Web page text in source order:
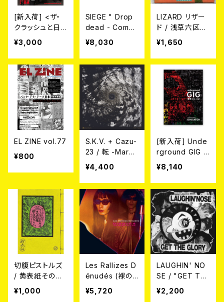
[新入荷] <ザ・
クラッシュと日
本>
¥3,000
SIEGE " Drop
dead - Compl
ete discograp
hy" gatefold
(2xLP/diehard
aside/bside m
ixed blue-silv
er vinyl)
¥8,030
LIZARD リザー
ド / 浅草六区
(CD)
¥1,650
EL ZINE vol.77
¥800
S.K.V. + Cazu-
23 / 転 -Marob
ashi- (LP)
¥4,400
[新入荷] Unde
rground GIG T
okyo 1978 – 1
987 Action Po
rtrait by Gin S
ATOH【通常限
定版】
¥8,140
切腹ピストルズ
/ 黄表紙その五
『不酒屋勝手口
ならべ』（ふざけ
¥1,000
Les Rallizes D
énudés (裸の
ラリーズ) / Dis
que 4 - ‘76 St
¥5,720
LAUGHIN' NO
SE / "GET TH
E GLORY" EP
(7"EP)
¥2,200